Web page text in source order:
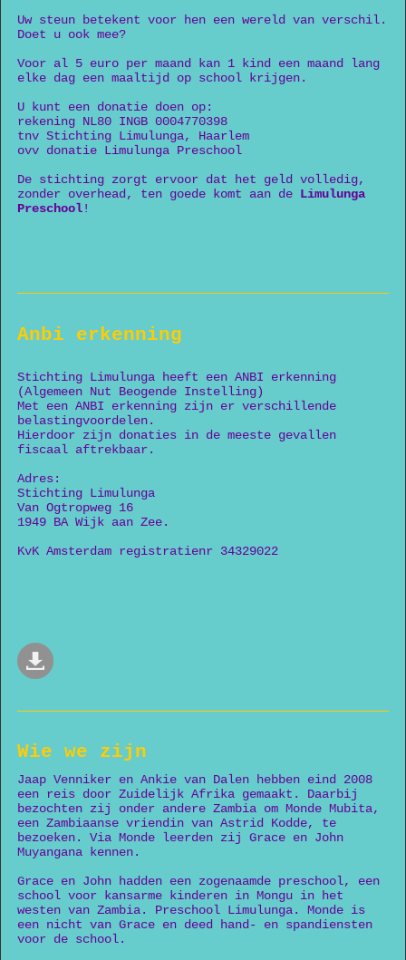
Uw steun betekent voor hen een wereld van verschil.
Doet u ook mee?
Voor al 5 euro per maand kan 1 kind een maand lang
elke dag een maaltijd op school krijgen.
U kunt een donatie doen op:
rekening NL80 INGB 0004770398
tnv Stichting Limulunga, Haarlem
ovv donatie Limulunga Preschool
De stichting zorgt ervoor dat het geld volledig,
zonder overhead, ten goede komt aan de Limulunga
Preschool!
Anbi erkenning
Stichting Limulunga heeft een ANBI erkenning
(Algemeen Nut Beogende Instelling)
Met een ANBI erkenning zijn er verschillende
belastingvoordelen.
Hierdoor zijn donaties in de meeste gevallen
fiscaal aftrekbaar.
Adres:
Stichting Limulunga
Van Ogtropweg 16
1949 BA Wijk aan Zee.
KvK Amsterdam registratienr 34329022
Wie we zijn
Jaap Venniker en Ankie van Dalen hebben eind 2008
een reis door Zuidelijk Afrika gemaakt. Daarbij
bezochten zij onder andere Zambia om Monde Mubita,
een Zambiaanse vriendin van Astrid Kodde, te
bezoeken. Via Monde leerden zij Grace en John
Muyangana kennen.
Grace en John hadden een zogenaamde preschool, een
school voor kansarme kinderen in Mongu in het
westen van Zambia. Preschool Limulunga. Monde is
een nicht van Grace en deed hand- en spandiensten
voor de school.